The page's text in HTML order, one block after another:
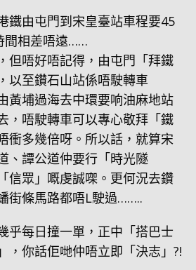
鐵由屯門到宋皇臺站車程要45
間相差唔遠……
但唔好唔記得，由屯門「拜鐵
以至鑽石山站係唔駛轉車
黃埔過海去中環要响油麻地站
，唔駛轉車可以專心敬拜「鐵
衝多幾倍呀。所以話，就算宋
、譚公道仲要行「時光隧
信眾」嘅虔誠㗎。更何況去鑽
街條馬路都唔L駛過……..
乎每日撞一單，正中「搭巴士
，你話佢哋仲唔立即「決志」?!